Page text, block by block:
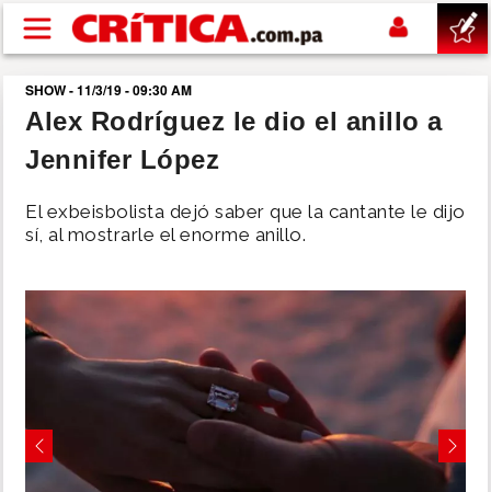
Pasar al contenido principal
buscar
SUCESOS
NACIONAL
SHOW
MUNDO
SHOW - 11/3/19 - 09:30 AM
Alex Rodríguez le dio el anillo a
Jennifer López
El exbeisbolista dejó saber que la cantante le dijo
sí, al mostrarle el enorme anillo.
Previous Next